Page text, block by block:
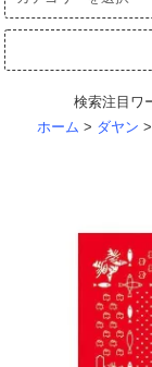
検索注目ワ
ホーム > ダヤン >